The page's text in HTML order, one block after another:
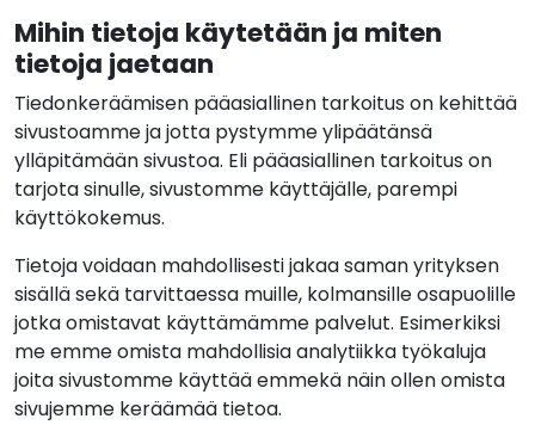
Mihin tietoja käytetään ja miten
tietoja jaetaan
Tiedonkeräämisen pääasiallinen tarkoitus on kehittää
sivustoamme ja jotta pystymme ylipäätänsä
ylläpitämään sivustoa. Eli pääasiallinen tarkoitus on
tarjota sinulle, sivustomme käyttäjälle, parempi
käyttökokemus.
Tietoja voidaan mahdollisesti jakaa saman yrityksen
sisällä sekä tarvittaessa muille, kolmansille osapuolille
jotka omistavat käyttämämme palvelut. Esimerkiksi
me emme omista mahdollisia analytiikka työkaluja
joita sivustomme käyttää emmekä näin ollen omista
sivujemme keräämää tietoa.